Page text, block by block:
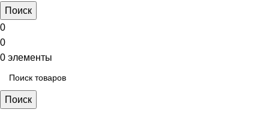
Поиск
0
0
0 элементы
Поиск